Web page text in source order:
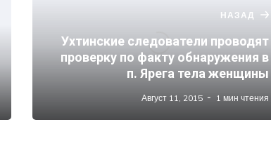
НАЗАД
Ухтинские следователи проводят
проверку по факту обнаружения в
п. Ярега тела женщины
Август 11, 2015 1 мин чтения